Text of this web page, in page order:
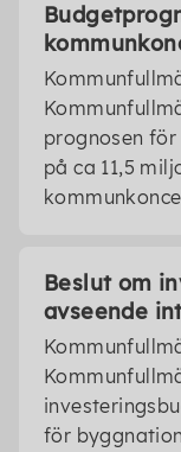
prognosen
på ca 11,5
Beslut om
avseende
för